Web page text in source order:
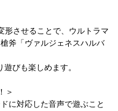
形させることで、ウルトラマ
斧「ヴァルジェネスハルバ
びも楽しめます。
＞
に対応した音声で遊ぶこと